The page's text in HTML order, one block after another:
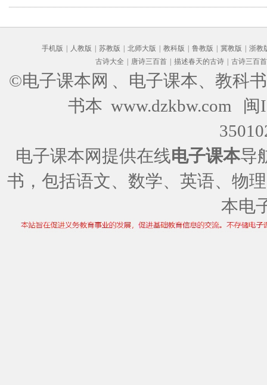
编版)
手机版 人教版 苏教版 北师大版 教科版 鲁教版 冀教版
浙教
古诗大全
唐诗三百首 描述春天的古诗 古诗三百首
©电子课本网 、电子课本、教科
书本 www.dzkbw.com
闽
电子课本网提供在线电子课本导
书，包括语文、数学、英语、物
本电